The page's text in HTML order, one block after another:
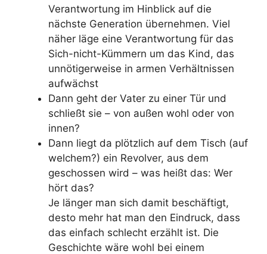
Verantwortung im Hinblick auf die
nächste Generation übernehmen. Viel
näher läge eine Verantwortung für das
Sich-nicht-Kümmern um das Kind, das
unnötigerweise in armen Verhältnissen
aufwächst
Dann geht der Vater zu einer Tür und
schließt sie – von außen wohl oder von
innen?
Dann liegt da plötzlich auf dem Tisch (auf
welchem?) ein Revolver, aus dem
geschossen wird – was heißt das: Wer
hört das?
Je länger man sich damit beschäftigt,
desto mehr hat man den Eindruck, dass
das einfach schlecht erzählt ist. Die
Geschichte wäre wohl bei einem